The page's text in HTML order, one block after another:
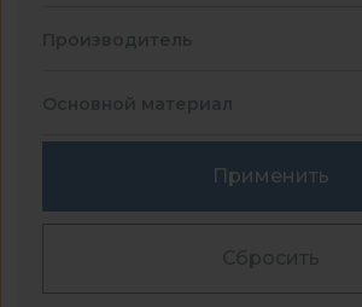
Применить